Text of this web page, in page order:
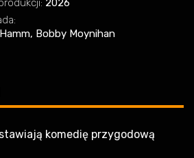
2026
Bobby Moynihan
komedię przygodową